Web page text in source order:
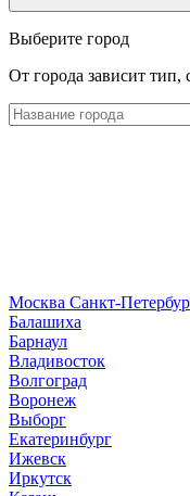
Выберите город
От города зависит тип,
Москва Санкт-
Балашиха
Барнаул
Владивосток
Волгоград
Воронеж
Выборг
Екатеринбург
Ижевск
Иркутск